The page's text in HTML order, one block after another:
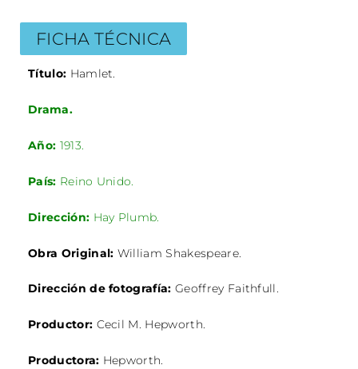
FICHA TÉCNICA
Título: Hamlet.
Drama.
Año: 1913.
País: Reino Unido.
Dirección: Hay Plumb.
Obra Original: William Shakespeare.
Dirección de fotografía: Geoffrey Faithfull.
Productor: Cecil M. Hepworth.
Productora: Hepworth.